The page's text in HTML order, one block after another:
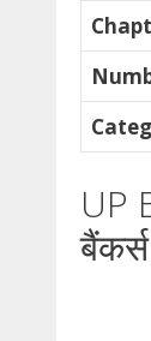
UP
बैंकर्स